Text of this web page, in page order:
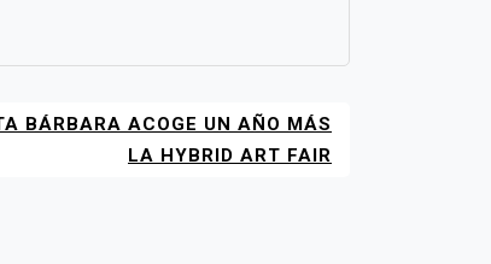
BÁRBARA ACOGE UN AÑO MÁS
LA HYBRID ART FAIR